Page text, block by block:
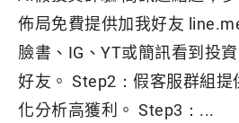
佈局免費提供加我好友
臉書、IG、YT或簡訊看到投
好友。 Step2：假客服群組提
化分析高獲利。 Step3：...